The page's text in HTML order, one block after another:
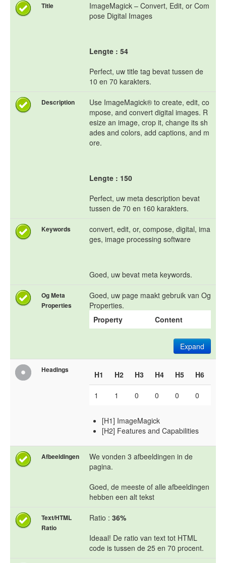
Title
ImageMagick – Convert, Edit, or Com
pose Digital Images
Lengte : 54
Perfect, uw title tag bevat tussen de
10 en 70 karakters.
Description
Use ImageMagick® to create, edit, co
mpose, and convert digital images. R
esize an image, crop it, change its sh
ades and colors, add captions, and m
ore.
Lengte : 150
Perfect, uw meta description bevat
tussen de 70 en 160 karakters.
Keywords
convert, edit, or, compose, digital, ima
ges, image processing software
Goed, uw bevat meta keywords.
Og Meta
Properties
Goed, uw page maakt gebruik van Og
Properties.
Property
Content
Expand
Headings H1 H2 H3 H4 H5 H6
1 1 0 0 0 0
[H1] ImageMagick
[H2] Features and Capabilities
Afbeeldingen
We vonden 3 afbeeldingen in de
pagina.
Goed, de meeste of alle afbeeldingen
hebben een alt tekst
Text/HTML
Ratio
Ratio : 36%
Ideaal! De ratio van text tot HTML
code is tussen de 25 en 70 procent.